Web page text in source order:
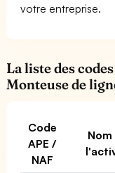
votre entreprise.
La liste des
Monteuse de
Code
APE /
NAF
Nom